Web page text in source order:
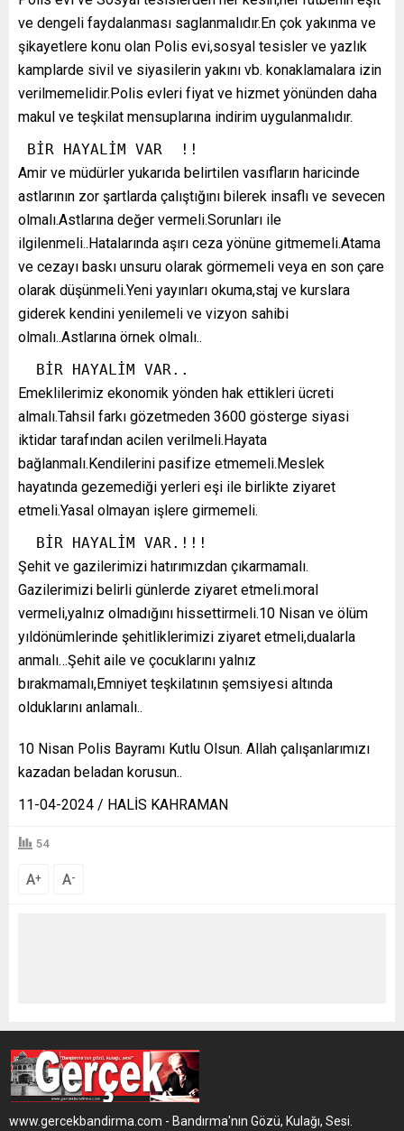
ve dengeli faydalanması saglanmalıdır.En çok yakınma ve
şikayetlere konu olan Polis evi,sosyal tesisler ve yazlık
kamplarde sivil ve siyasilerin yakını vb. konaklamalara izin
verilmemelidir.Polis evleri fiyat ve hizmet yönünden daha
makul ve teşkilat mensuplarına indirim uygulanmalıdır.
BİR HAYALİM VAR  !!
Amir ve müdürler yukarıda belirtilen vasıfların haricinde
astlarının zor şartlarda çalıştığını bilerek insaflı ve sevecen
olmalı.Astlarına değer vermeli.Sorunları ile
ilgilenmeli..Hatalarında aşırı ceza yönüne gitmemeli.Atama
ve cezayı baskı unsuru olarak görmemeli veya en son çare
olarak düşünmeli.Yeni yayınları okuma,staj ve kurslara
giderek kendini yenilemeli ve vizyon sahibi
olmalı..Astlarına örnek olmalı..
  BİR HAYALİM VAR..
Emeklilerimiz ekonomik yönden hak ettikleri ücreti
almalı.Tahsil farkı gözetmeden 3600 gösterge siyasi
iktidar tarafından acilen verilmeli.Hayata
bağlanmalı.Kendilerini pasifize etmemeli.Meslek
hayatında gezemediği yerleri eşi ile birlikte ziyaret
etmeli.Yasal olmayan işlere girmemeli.
  BİR HAYALİM VAR.!!!
Şehit ve gazilerimizi hatırımızdan çıkarmamalı.
Gazilerimizi belirli günlerde ziyaret etmeli.moral
vermeli,yalnız olmadığını hissettirmeli.10 Nisan ve ölüm
yıldönümlerinde şehitliklerimizi ziyaret etmeli,dualarla
anmalı…Şehit aile ve çocuklarını yalnız
bırakmamalı,Emniyet teşkilatının şemsiyesi altında
olduklarını anlamalı..
10 Nisan Polis Bayramı Kutlu Olsun. Allah çalışanlarımızı
kazadan beladan korusun..
11-04-2024 / HALİS KAHRAMAN
54
A+ A-
www.gercekbandirma.com - Bandırma'nın Gözü, Kulağı, Sesi.